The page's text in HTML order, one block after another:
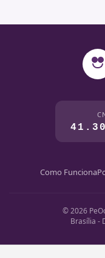
Como Funciona
© 2026
Brasília -